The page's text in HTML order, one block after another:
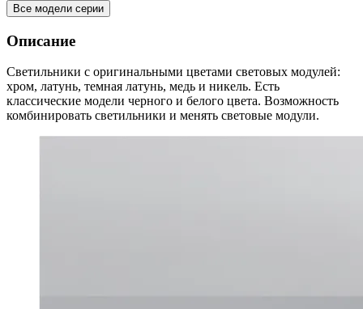
Все модели серии
Описание
Светильники с оригинальными цветами световых модулей:
хром, латунь, темная латунь, медь и никель. Есть
классические модели черного и белого цвета. Возможность
комбинировать светильники и менять световые модули.